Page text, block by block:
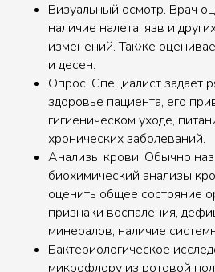
Визуальный осмотр. Врач
наличие налета, язв и
изменений. Также
и десен.
Опрос. Специалист задает
здоровье пациента, его
гигиеническом уходе,
хронических заболеваний.
Анализы крови. Обычно
биохимический анализы
оценить общее состояние
признаки воспаления,
минералов, наличие
Бактериологическое
микрофлору из ротовой